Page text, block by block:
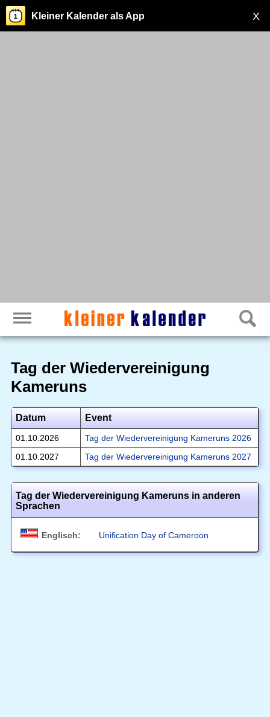
X
Kleiner Kalender als App
Tag der Wiedervereinigung
Kameruns
Datum Event
01.10.2026
Tag der Wiedervereinigung Kameruns 2026
01.10.2027
Tag der Wiedervereinigung Kameruns 2027
Tag der Wiedervereinigung Kameruns in anderen
Sprachen
Englisch: Unification Day of Cameroon